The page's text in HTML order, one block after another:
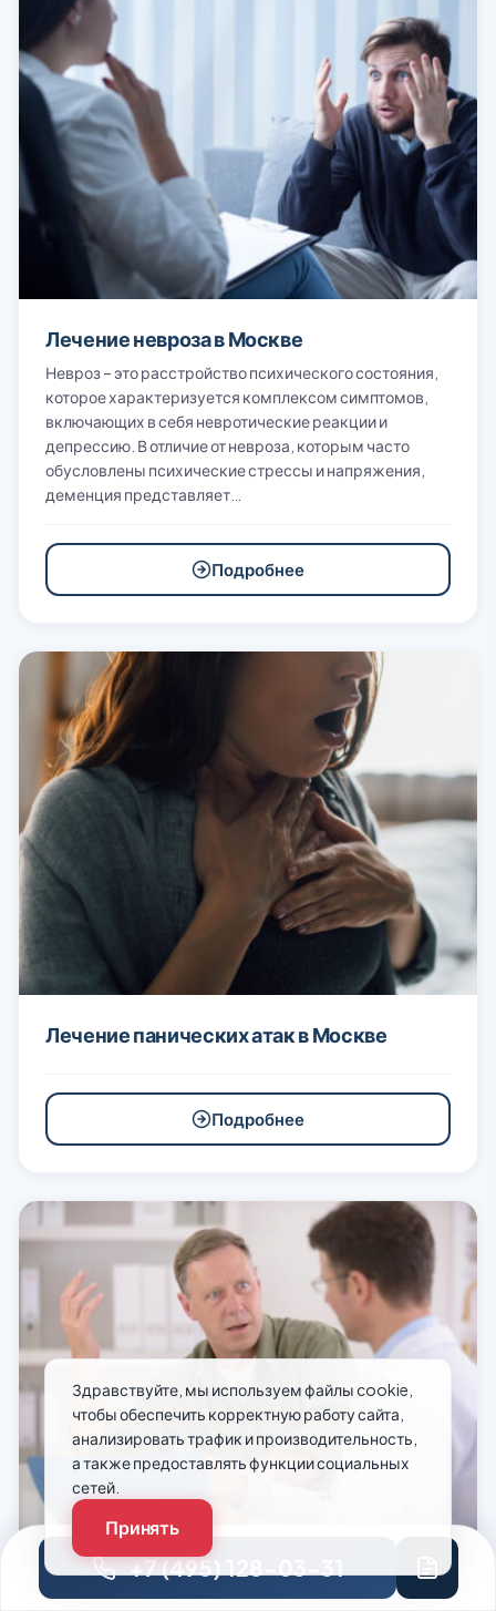
Лечение невроза в Москве
Невроз – это расстройство психического состояния,
которое характеризуется комплексом симптомов,
включающих в себя невротические реакции и
депрессию. В отличие от невроза, которым часто
обусловлены психические стрессы и напряжения,
деменция представляет…
Подробнее
Лечение панических атак в Москве
Подробнее
Лечение тревоги в Москве
+7 (495) 128-03-31
Здравствуйте, мы используем файлы cookie,
чтобы обеспечить корректную работу сайта,
анализировать трафик и производительность,
а также предоставлять функции социальных
сетей.
Принять